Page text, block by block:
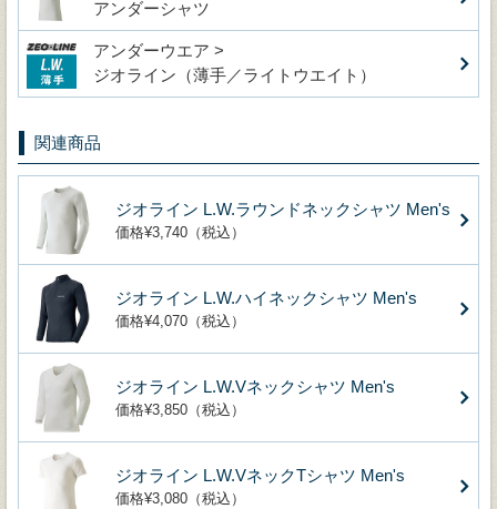
アンダーシャツ
アンダーウエア >
ジオライン（薄手／ライトウエイト）
関連商品
ジオライン L.W.ラウンドネックシャツ Men's
価格¥3,740（税込）
ジオライン L.W.ハイネックシャツ Men's
価格¥4,070（税込）
ジオライン L.W.Vネックシャツ Men's
価格¥3,850（税込）
ジオライン L.W.VネックTシャツ Men's
価格¥3,080（税込）